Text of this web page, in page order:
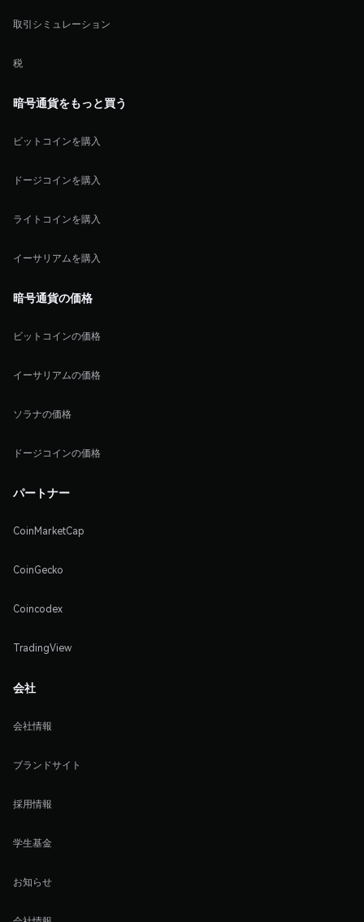
取引シミュレーション
税
暗号通貨をもっと買う
ビットコインを購入
ドージコインを購入
ライトコインを購入
イーサリアムを購入
暗号通貨の価格
ビットコインの価格
イーサリアムの価格
ソラナの価格
ドージコインの価格
パートナー
CoinMarketCap
CoinGecko
Coincodex
TradingView
会社
会社情報
ブランドサイト
採用情報
学生基金
お知らせ